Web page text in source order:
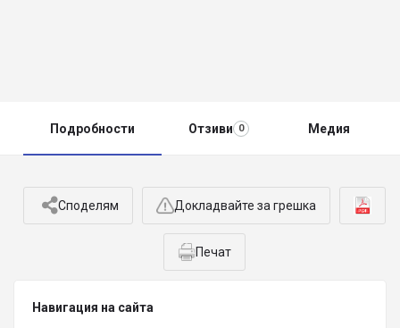
Подробности Отзиви 0 Медия
Споделям Докладвайте за грешка
Печат
Навигация на сайта